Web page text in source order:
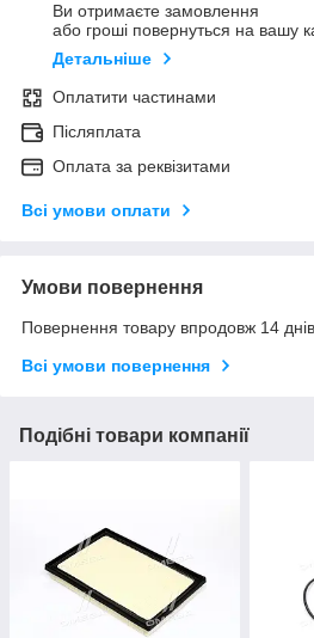
Ви отримаєте замовлення
або гроші повернуться на вашу
Детальніше
Оплатити частинами
Післяплата
Оплата за реквізитами
Всі умови оплати
Умови повернення
Повернення товару впродовж 14
Всі умови повернення
Подібні товари компанії